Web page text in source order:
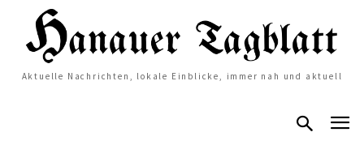
Aktuelle Nachrichten, lokale Einblicke, immer nah und aktuell